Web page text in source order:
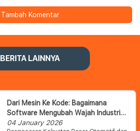
Tambah Komentar
BERITA LAINNYA
Dari Mesin Ke Kode: Bagaimana
Software Mengubah Wajah Industri
Otomotif Dan Daya Saing Pasar
04 January 2026